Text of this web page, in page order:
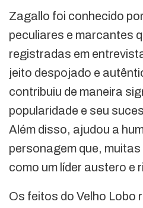
Zagallo foi conhecido
peculiares e marcantes
registradas em
jeito despojado e
contribuiu de maneira
popularidade e seu
Além disso, ajudou a
personagem que,
como um líder austero e
Os feitos do Velho Lobo